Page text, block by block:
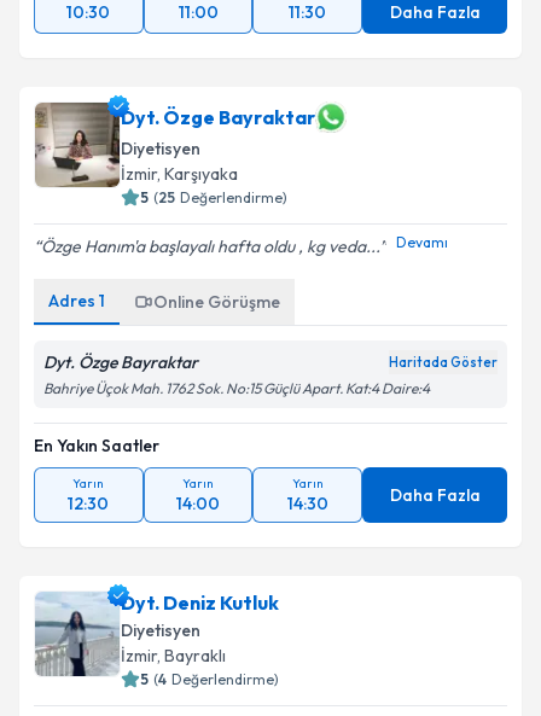
10:30
11:00 11:30 Daha Fazla
Dyt. Özge Bayraktar
Diyetisyen
İzmir, Karşıyaka
5 (25 Değerlendirme)
Özge Hanım'a başlayalı hafta oldu , kg veda... Devamı
Adres 1 Online Görüşme
Dyt. Özge Bayraktar Haritada Göster
Bahriye Üçok Mah. 1762 Sok. No:15 Güçlü Apart. Kat:4 Daire:4
En Yakın Saatler
Yarın
12:30
Yarın
14:00
Yarın
14:30 Daha Fazla
Dyt. Deniz Kutluk
Diyetisyen
İzmir, Bayraklı
5 (4 Değerlendirme)